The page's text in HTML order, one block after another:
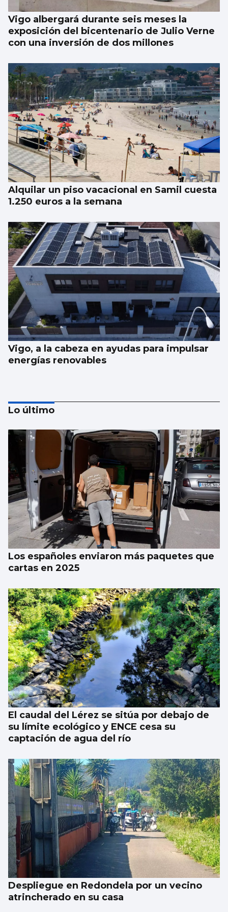
Vigo albergará durante seis meses la
exposición del bicentenario de Julio Verne
con una inversión de dos millones
Alquilar un piso vacacional en Samil cuesta
1.250 euros a la semana
Vigo, a la cabeza en ayudas para impulsar
energías renovables
Juan de Castro: “No festival tentamos un
equilibrio entre calidade e informalidade”
Lo último
Los españoles enviaron más paquetes que
cartas en 2025
El caudal del Lérez se sitúa por debajo de
su límite ecológico y ENCE cesa su
captación de agua del río
Despliegue en Redondela por un vecino
atrincherado en su casa